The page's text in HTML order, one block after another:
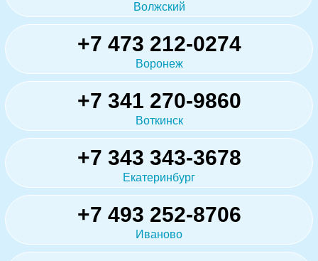
Волжский
+7 473 212-0274
Воронеж
+7 341 270-9860
Воткинск
+7 343 343-3678
Екатеринбург
+7 493 252-8706
Иваново